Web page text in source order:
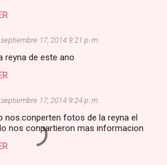
septiembre 17, 2014 9:21 p. m.
reyna de este ano
septiembre 17, 2014 9:24 p. m.
nos.conperten fotos de la reyna el
nos conpartieron mas informacion